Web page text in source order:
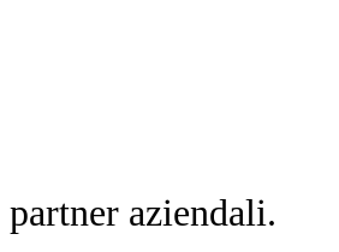
partner aziendali.